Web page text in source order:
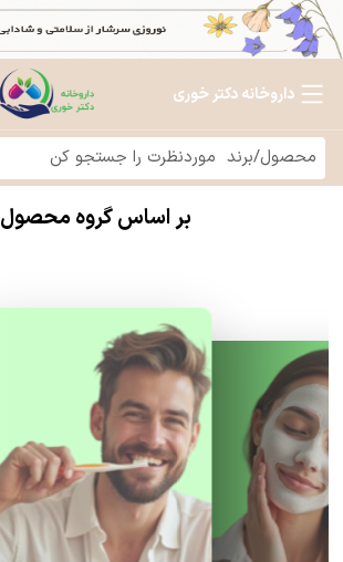
داروخانه دکتر خوری
بر اساس گروه محصول